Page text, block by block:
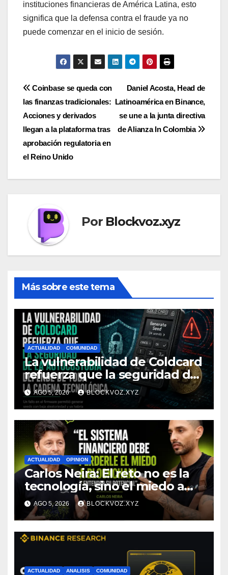
instituciones financieras de América Latina, esto
significa que la defensa contra el fraude ya no
puede comenzar en el inicio de sesión.
Navegación
de
entradas
Daniel Acosta, Head de
Latinoamérica en Binance,
se une a la junta directiva
de Alianza In Colombia
Coinbase se queda con
las finanzas tradicionales:
Acciones y derivados
llegan a la plataforma tras
aprobación regulatoria en
el Reino Unido
Por Blockvoz.xyz
Más sobre este tema
ACTUALIDAD COMUNIDAD
La vulnerabilidad de Coldcard
refuerza que la seguridad de
la autocustodia depende de
toda la cadena tecnológica,
afirma CoinEx Research
AGO 5, 2026 BLOCKVOZ.XYZ
ACTUALIDAD OPINION
Carlos Neira: El reto no es la
tecnología, sino el miedo a
entenderla
AGO 5, 2026 BLOCKVOZ.XYZ
ACTUALIDAD ANALISIS COMUNIDAD